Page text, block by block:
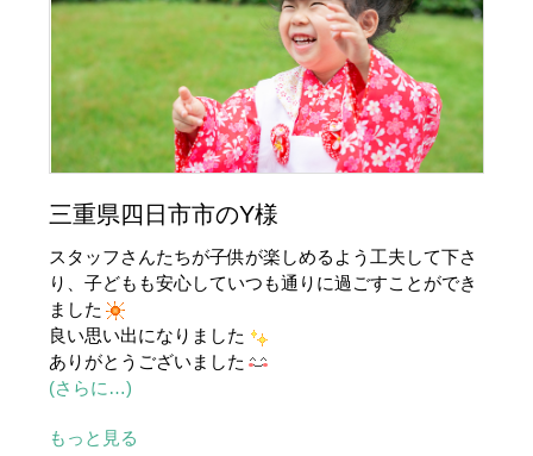
三重県四日市市のY様
スタッフさんたちが子供が楽しめるよう工夫して下さ
り、子どもも安心していつも通りに過ごすことができ
ました
良い思い出になりました
ありがとうございました
(さらに…)
もっと見る